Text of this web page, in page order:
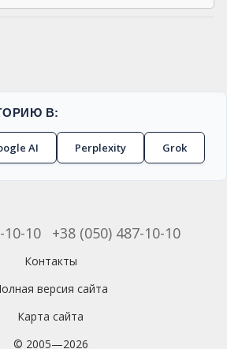
В:
AI Perplexity Grok
10-10 +38 (050) 487-10-10
Контакты
версия сайта
Карта сайта
© 2005—2026